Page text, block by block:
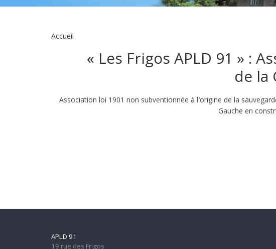
Accueil
« Les Frigos APLD 91 » :
de la
Association loi 1901 non subventionnée à l′origine de la
Gauche en
APLD 91
19 rue des Frigos